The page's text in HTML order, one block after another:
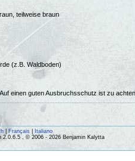
teilweise braun
(z.B. Waldboden)
einen guten Ausbruchsschutz ist zu
| Français|
Italiano
2.0.6.5 , © 2006 - 2026 Benjamin Kalytta